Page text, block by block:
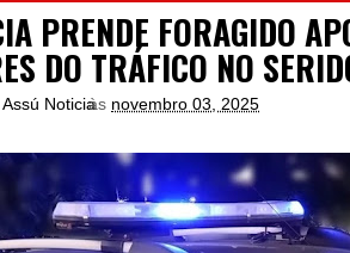
PRENDE FORAGIDO
DO TRÁFICO NO
Assú Noticia
às novembro 03, 2025